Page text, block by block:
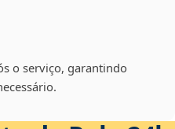
o serviço, garantindo